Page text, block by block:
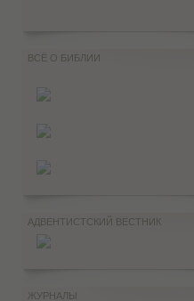
ВСЁ О БИБЛИИ
АДВЕНТИСТСКИЙ ВЕСТНИК
ЖУРНАЛЫ